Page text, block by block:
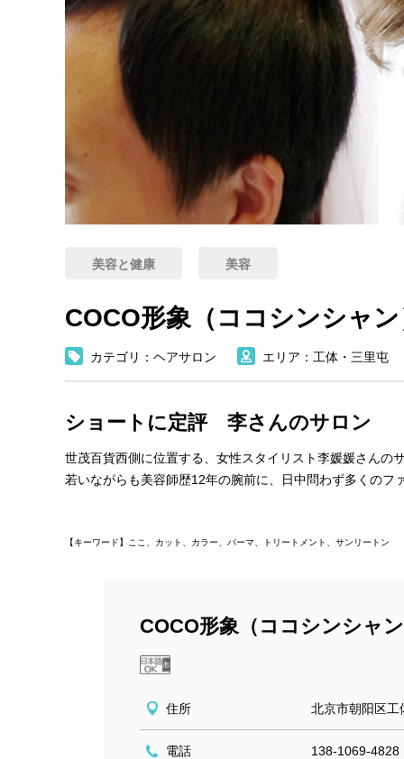
美容と健康 美容
COCO形象（ココシンシャ
カテゴリ：ヘアサロン エリア：工体・三里屯
ショートに定評 李さんのサロン
世茂百貨西側に位置する、女性スタイリスト李媛媛さんの
若いながらも美容師歴12年の腕前に、日中問わず多くのフ
【キーワード】ここ、カット、カラー、パーマ、トリートメント、サンリートン
COCO形象（ココシンシャ
住所 北京市朝阳区
電話 138-1069-4828